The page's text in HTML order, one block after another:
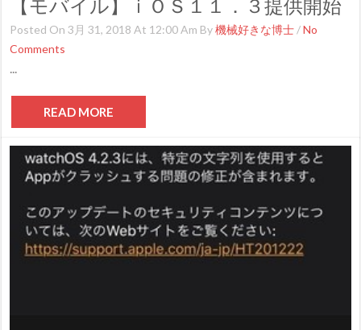
Posted On 3月 31, 2018 At 12:00 Am By機械好きな博士 /No
Comments
READ MORE